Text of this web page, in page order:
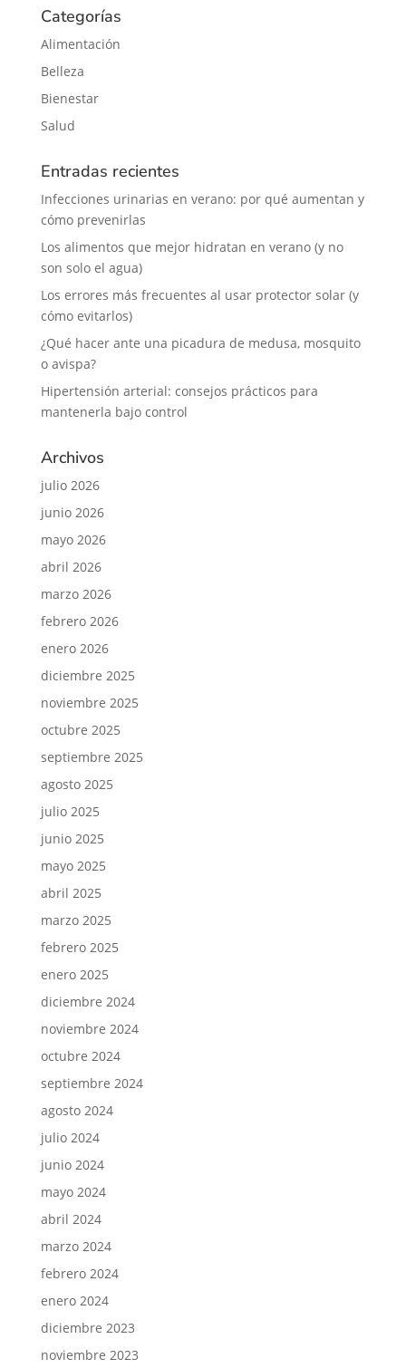
Categorías
Alimentación
Belleza
Bienestar
Salud
Entradas recientes
Infecciones urinarias en verano: por qué aumentan y
cómo prevenirlas
Los alimentos que mejor hidratan en verano (y no
son solo el agua)
Los errores más frecuentes al usar protector solar (y
cómo evitarlos)
¿Qué hacer ante una picadura de medusa, mosquito
o avispa?
Hipertensión arterial: consejos prácticos para
mantenerla bajo control
Archivos
julio 2026
junio 2026
mayo 2026
abril 2026
marzo 2026
febrero 2026
enero 2026
diciembre 2025
noviembre 2025
octubre 2025
septiembre 2025
agosto 2025
julio 2025
junio 2025
mayo 2025
abril 2025
marzo 2025
febrero 2025
enero 2025
diciembre 2024
noviembre 2024
octubre 2024
septiembre 2024
agosto 2024
julio 2024
junio 2024
mayo 2024
abril 2024
marzo 2024
febrero 2024
enero 2024
diciembre 2023
noviembre 2023